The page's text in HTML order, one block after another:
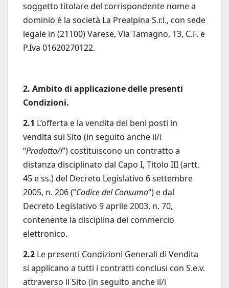
soggetto titolare del corrispondente nome a
dominio è la società La Prealpina S.r.l., con sede
legale in (21100) Varese, Via Tamagno, 13, C.F. e
P.Iva 01620270122.
2. Ambito di applicazione delle presenti
Condizioni.
2.1 L’offerta e la vendita dei beni posti in
vendita sul Sito (in seguito anche il/i
“Prodotto/i”) costituiscono un contratto a
distanza disciplinato dal Capo I, Titolo III (artt.
45 e ss.) del Decreto Legislativo 6 settembre
2005, n. 206 (“Codice del Consumo“) e dal
Decreto Legislativo 9 aprile 2003, n. 70,
contenente la disciplina del commercio
elettronico.
2.2 Le presenti Condizioni Generali di Vendita
si applicano a tutti i contratti conclusi con S.e.v.
attraverso il Sito (in seguito anche il/i